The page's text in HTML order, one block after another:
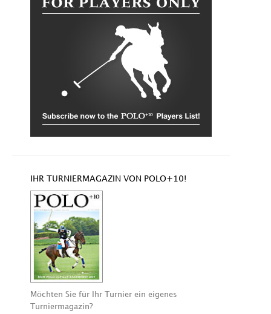
IHR TURNIERMAGAZIN VON POLO+10!
Möchten Sie für Ihr Turnier ein eigenes
Turniermagazin?